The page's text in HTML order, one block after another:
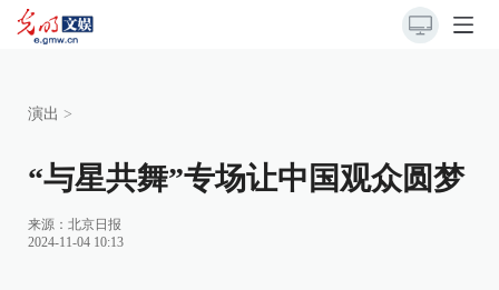
演出 >
“与星共舞”专场让中国观众圆梦
来源： 北京日报
2024-11-04 10:13